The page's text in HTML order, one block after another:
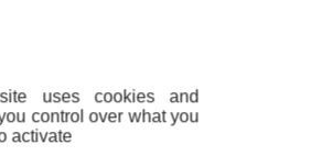
uses cookies and
control over what you
activate